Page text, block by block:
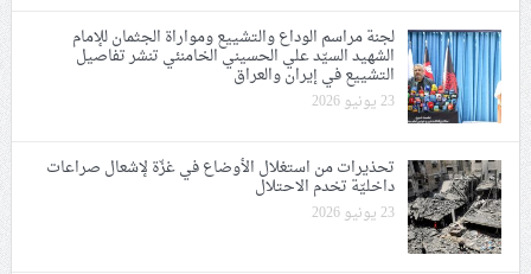
لجنة مراسم الوداع والتشييع ومواراة الجثمان للإمام
الشهيد السيّد علي الحسيني الخامنئي تنشر تفاصيل
التشييع في إيران والعراق
23 يونيو 2026
تحذيرات من استغلال الأوضاع في غزّة لإشعال صراعات
داخليّة تخدم الاحتلال
23 يونيو 2026